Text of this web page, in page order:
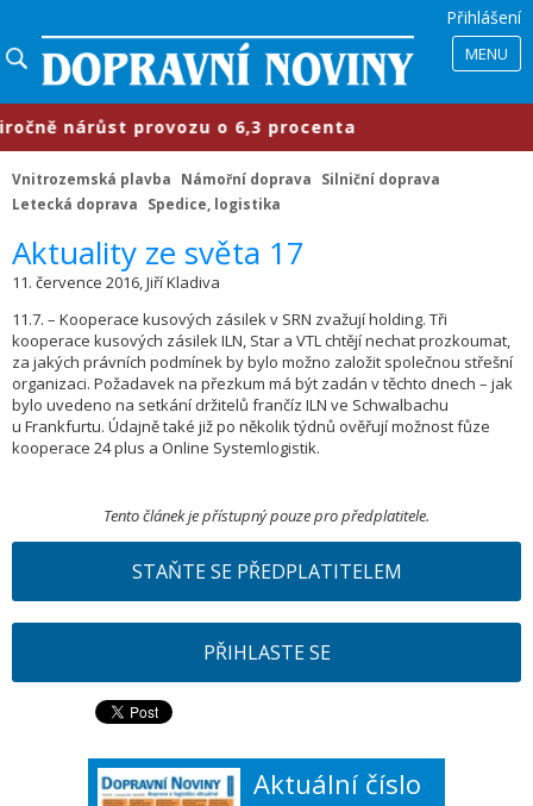
Přihlášení
MENU
nárůst provozu o 6,3 procenta
Vnitrozemská plavba Námořní doprava
Silniční doprava
Letecká doprava
Spedice, logistika
​Aktuality ze světa 17
11. července 2016, Jiří Kladiva
11.7. – Kooperace kusových zásilek v SRN zvažují holding. Tři
kooperace kusových zásilek ILN, Star a VTL chtějí nechat prozkoumat,
za jakých právních podmínek by bylo možno založit společnou střešní
organizaci. Požadavek na přezkum má být zadán v těchto dnech – jak
bylo uvedeno na setkání držitelů frančíz ILN ve Schwalbachu
u Frankfurtu. Údajně také již po několik týdnů ověřují možnost fůze
kooperace 24 plus a Online Systemlogistik.
Tento článek je přístupný pouze pro předplatitele.
STAŇTE SE PŘEDPLATITELEM
PŘIHLASTE SE
Aktuální číslo